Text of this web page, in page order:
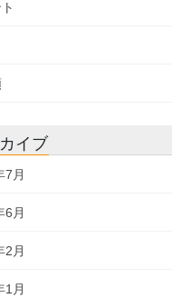
イブ
7月
6月
2月
1月